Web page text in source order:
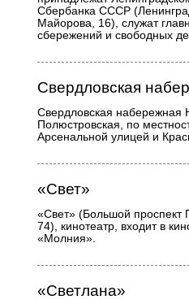
Сбербанка СССР
Майорова, 16), служат
сбережений и свободных
Свердловская
Свердловская набережная
Полюстровская, по
Арсенальной улицей и
«Свет»
«Свет» (Большой проспект
74), кинотеатр, входит в
«Молния».
«Светлана»